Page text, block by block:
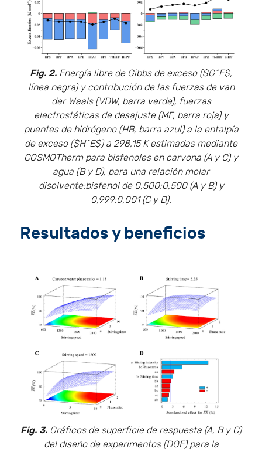
Fig. 2. Energía libre de Gibbs de exceso ($G^E$,
línea negra) y contribución de las fuerzas de van
der Waals (VDW, barra verde), fuerzas
electrostáticas de desajuste (MF, barra roja) y
puentes de hidrógeno (HB, barra azul) a la entalpía
de exceso ($H^E$) a 298,15 K estimadas mediante
COSMOTherm para bisfenoles en carvona (A y C) y
agua (B y D), para una relación molar
disolvente:bisfenol de 0,500:0,500 (A y B) y
0,999:0,001 (C y D).
Resultados y beneficios
Fig. 3. Gráficos de superficie de respuesta (A, B y C)
del diseño de experimentos (DOE) para la